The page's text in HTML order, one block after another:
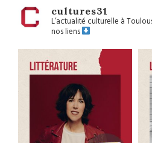
cultures31
L’actualité culturelle à
nos liens